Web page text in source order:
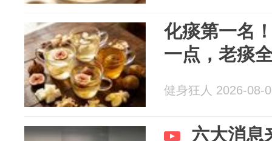
化痰第一名
一点，老痰
健身狂人 2026-08-
六大消息